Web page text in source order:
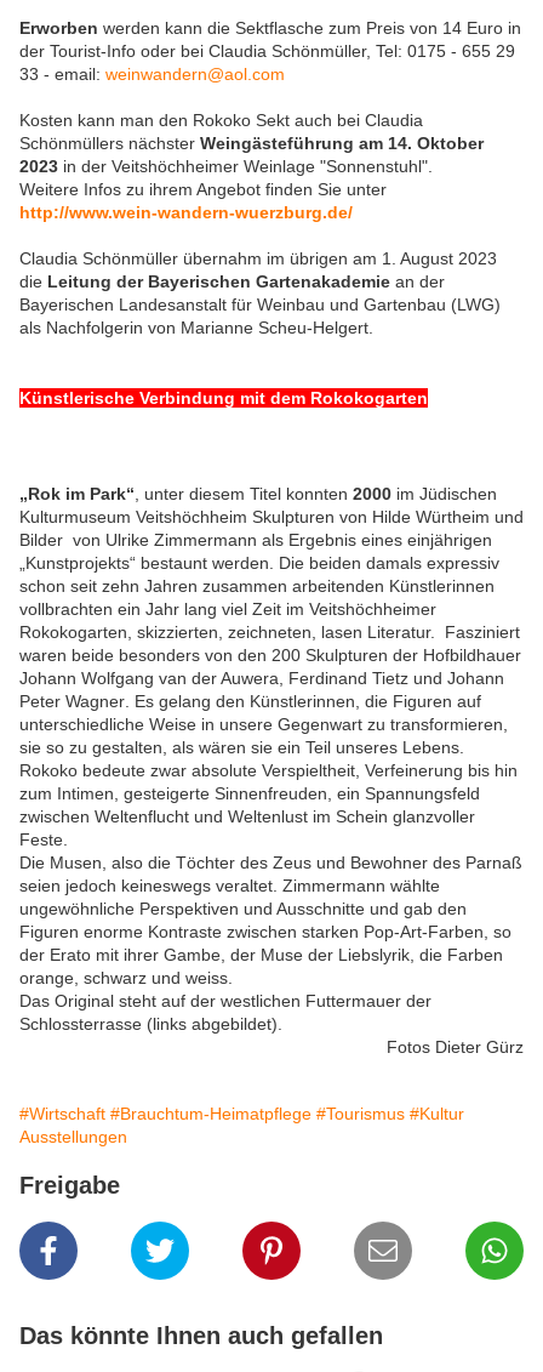
Erworben werden kann die Sektflasche zum Preis von 14 Euro in
der Tourist-Info oder bei Claudia Schönmüller, Tel: 0175 - 655 29
33 - email: weinwandern@aol.com
Kosten kann man den Rokoko Sekt auch bei Claudia
Schönmüllers nächster Weingästeführung am 14. Oktober
2023 in der Veitshöchheimer Weinlage "Sonnenstuhl".
Weitere Infos zu ihrem Angebot finden Sie unter
http://www.wein-wandern-wuerzburg.de/
Claudia Schönmüller übernahm im übrigen am 1. August 2023
die Leitung der Bayerischen Gartenakademie an der
Bayerischen Landesanstalt für Weinbau und Gartenbau (LWG)
als Nachfolgerin von Marianne Scheu-Helgert.
Künstlerische Verbindung mit dem Rokokogarten
„Rok im Park“ , unter diesem Titel konnten 2000 im Jüdischen
Kulturmuseum Veitshöchheim Skulpturen von Hilde Würtheim und
Bilder von Ulrike Zimmermann als Ergebnis eines einjährigen
„Kunstprojekts“ bestaunt werden. Die beiden damals expressiv
schon seit zehn Jahren zusammen arbeitenden Künstlerinnen
vollbrachten ein Jahr lang viel Zeit im Veitshöchheimer
Rokokogarten, skizzierten, zeichneten, lasen Literatur. Fasziniert
waren beide besonders von den 200 Skulpturen der Hofbildhauer
Johann Wolfgang van der Auwera, Ferdinand Tietz und Johann
Peter Wagner Es gelang den Künstlerinnen, die Figuren auf
unterschiedliche Weise in unsere Gegenwart zu transformieren,
sie so zu gestalten, als wären sie ein Teil unseres Lebens.
Rokoko bedeute zwar absolute Verspieltheit, Verfeinerung bis hin
zum Intimen, gesteigerte Sinnenfreuden, ein Spannungsfeld
zwischen Weltenflucht und Weltenlust im Schein glanzvoller
Feste.
Die Musen, also die Töchter des Zeus und Bewohner des Parnaß
seien jedoch keineswegs veraltet. Zimmermann wählte
ungewöhnliche Perspektiven und Ausschnitte und gab den
Figuren enorme Kontraste zwischen starken Pop-Art-Farben, so
der Erato mit ihrer Gambe, der Muse der Liebslyrik, die Farben
orange, schwarz und weiss.
Das Original steht auf der westlichen Futtermauer der
Schlossterrasse (links abgebildet).
Fotos Dieter Gürz
#Wirtschaft #Brauchtum-Heimatpflege #Tourismus #Kultur
Ausstellungen
Freigabe
Das könnte Ihnen auch gefallen